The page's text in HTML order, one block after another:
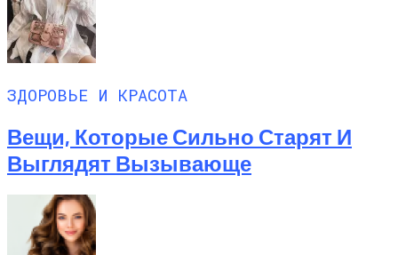
ЗДОРОВЬЕ И КРАСОТА
Вещи, Которые Сильно Старят И
Выглядят Вызывающе